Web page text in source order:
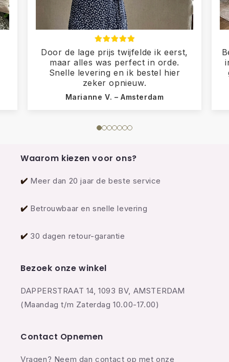
Door de lage prijs twijfelde ik eerst,
maar alles was perfect in orde.
Snelle levering en ik bestel hier
zeker opnieuw.
Marianne V. – Amsterdam
Waarom kiezen voor ons?
✔️ Meer dan 20 jaar de beste service
✔️ Betrouwbaar en snelle levering
✔️ 30 dagen retour-garantie
Bezoek onze winkel
DAPPERSTRAAT 14, 1093 BV, AMSTERDAM
(Maandag t/m Zaterdag 10.00-17.00)
Contact Opnemen
Vragen? Neem dan contact op met onze